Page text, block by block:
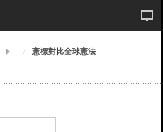
憲標對比全球憲法